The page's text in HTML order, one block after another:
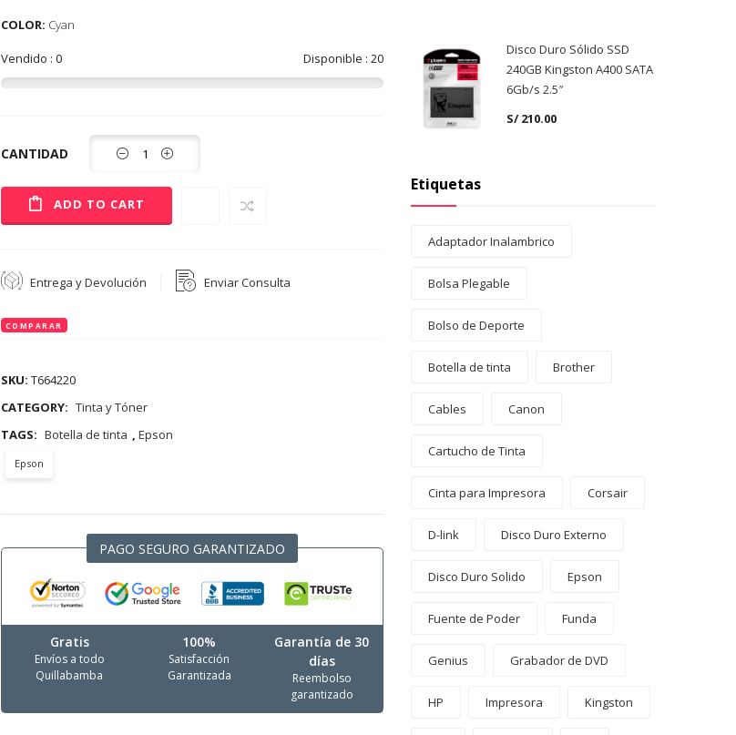
COLOR: Cyan
Disponible : 20
Vendido : 0
CANTIDAD
Cantidad
ADD TO CART
Entrega y Devolución Enviar Consulta
COMPARAR
SKU: T664220
CATEGORY: Tinta y Tóner
TAGS: Botella de tinta Epson
Epson
PAGO SEGURO GARANTIZADO
Gratis
Envíos a todo
Quillabamba
100%
Satisfacción
Garantizada
Garantía de 30
días
Reembolso
garantizado
Disco Duro Sólido SSD
240GB Kingston A400 SATA
6Gb/s 2.5″
S/210.00
Etiquetas
Adaptador Inalambrico
Bolsa Plegable
Bolso de Deporte
Botella de tinta Brother
Cables Canon
Cartucho de Tinta
Cinta para Impresora Corsair
D-link Disco Duro Externo
Disco Duro Solido Epson
Fuente de Poder Funda
Genius Grabador de DVD
HP Impresora Kingston